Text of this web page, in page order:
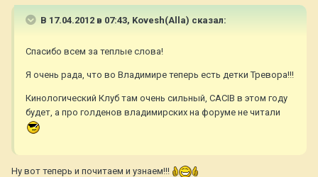
В 17.04.2012 в 07:43, Kovesh(Alla) сказал:
Спасибо всем за теплые слова!
Я очень рада, что во Владимире теперь есть детки Тревора!!!
Кинологический Клуб там очень сильный, CACIB в этом году
будет, а про голденов владимирских на форуме не читали
Ну вот теперь и почитаем и узнаем!!!